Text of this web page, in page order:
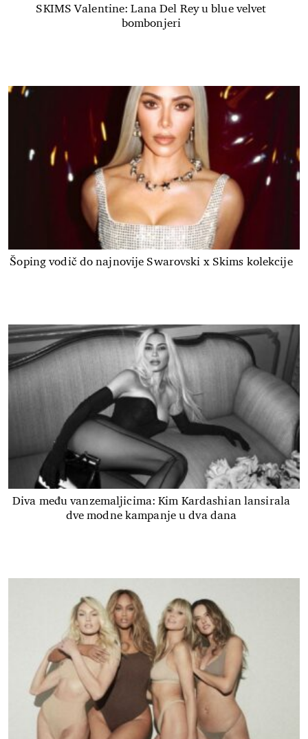
SKIMS Valentine: Lana Del Rey u blue velvet
bombonjeri
Šoping vodič do najnovije Swarovski x Skims kolekcije
Diva među vanzemaljicima: Kim Kardashian lansirala
dve modne kampanje u dva dana